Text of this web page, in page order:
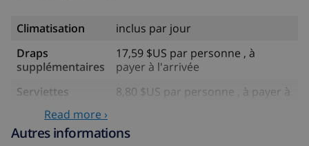
Climatisation
inclus par jour
Draps
supplémentaires
17,59 $US par personne , à
payer à l'arrivée
Serviettes
8,80 $US par personne , à payer à
Départ tardif
113,75 $US
Read more ›
Autres informations